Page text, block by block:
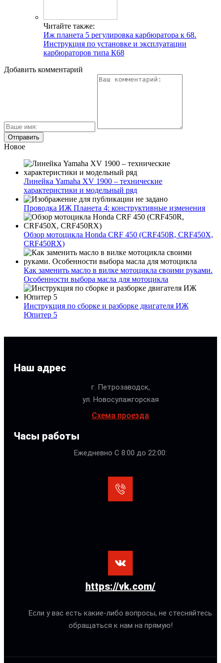
Читайте также:
Иж планета 5 регулировка карбюратора к 68.
Инструкция по установке и эксплуатации
карбюраторов типа К68
Добавить комментарий
Новое
Линейка Yamaha XV 1900 – технические
характеристики и модельный ряд
Проводка ИЖ Планета 4: конструктивные изменения
Обзор мотоцикла Honda CRF 450 (CRF450R, CRF450X,
CRF450RX)
Как заменить масло в вилке мотоцикла своими руками.
Особенности выбора масла для мотоцикла
Инструкция по сборке и разборке двигателя ИЖ
Юпитер 5
Наш адрес
г. Петрозаводск,
ул. Новосулажгорская
Схема проезда
Часы работы
Ежедневно С 8:00 до 22:00:
https://vk.com/
Если у вас есть какие-либо вопросы, не стесняйтесь
обращаться к нам на прямую!